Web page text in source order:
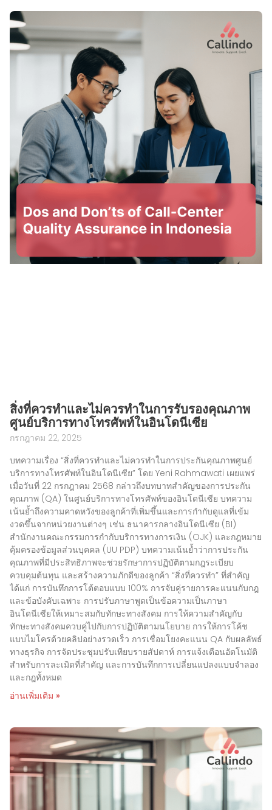
สิ่งที่ควรทำและไม่ควรทำในการรับรองคุณภาพ
ศูนย์บริการทางโทรศัพท์ในอินโดนีเซีย
กรกฎาคม 22, 2025
บทความเรื่อง “สิ่งที่ควรทำและไม่ควรทำในการประกันคุณภาพศูนย์
บริการทางโทรศัพท์ในอินโดนีเซีย” โดย Yeni Rahmawati เผยแพร่
เมื่อวันที่ 22 กรกฎาคม 2568 กล่าวถึงบทบาทสำคัญของการประกัน
คุณภาพ (QA) ในศูนย์บริการทางโทรศัพท์ของอินโดนีเซีย บทความ
เน้นย้ำถึงความคาดหวังของลูกค้าที่เพิ่มขึ้นและการกำกับดูแลที่เข้ม
งวดขึ้นจากหน่วยงานต่างๆ เช่น ธนาคารกลางอินโดนีเซีย (BI)
สำนักงานคณะกรรมการกำกับบริการทางการเงิน (OJK) และกฎหมาย
คุ้มครองข้อมูลส่วนบุคคล (UU PDP) บทความเน้นย้ำว่าการประกัน
คุณภาพที่มีประสิทธิภาพจะช่วยรักษาการปฏิบัติตามกฎระเบียบ
ควบคุมต้นทุน และสร้างความภักดีของลูกค้า “สิ่งที่ควรทำ” ที่สำคัญ
ได้แก่ การบันทึกการโต้ตอบแบบ 100% การจับคู่รายการคะแนนกับกฎ
และข้อบังคับเฉพาะ การปรับภาษาพูดเป็นข้อความเป็นภาษา
อินโดนีเซียให้เหมาะสมกับทักษะทางสังคม การให้ความสำคัญกับ
ทักษะทางสังคมควบคู่ไปกับการปฏิบัติตามนโยบาย การให้การโค้ช
แบบไมโครด้วยคลิปอย่างรวดเร็ว การเชื่อมโยงคะแนน QA กับผลลัพธ์
ทางธุรกิจ การจัดประชุมปรับเทียบรายสัปดาห์ การแจ้งเตือนอัตโนมัติ
สำหรับการละเมิดที่สำคัญ และการบันทึกการเปลี่ยนแปลงแบบจำลอง
และกฎทั้งหมด
อ่านเพิ่มเติม »